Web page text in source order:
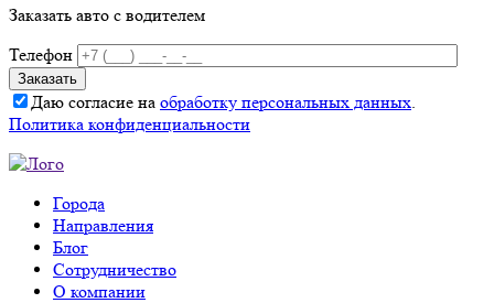
Заказать авто с водителем
Телефон
Даю согласие на обработку персональных данных.
Политика конфиденциальности
Города
Направления
Блог
Сотрудничество
О компании